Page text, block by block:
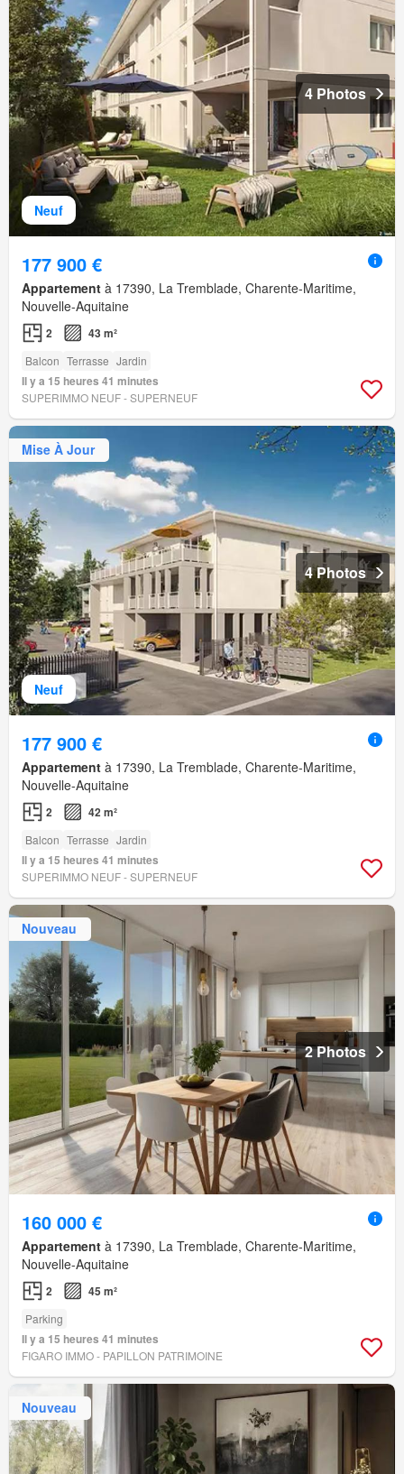
Neuf
4 Photos
177 900 €
Appartement à 17390, La Tremblade, Charente-Maritime,
Nouvelle-Aquitaine
2 43 m²
Balcon Terrasse Jardin
Il y a 15 heures 41 minutes
SUPERIMMO NEUF - SUPERNEUF
Neuf
Mise À Jour
4 Photos
177 900 €
Appartement à 17390, La Tremblade, Charente-Maritime,
Nouvelle-Aquitaine
2 42 m²
Balcon Terrasse Jardin
Il y a 15 heures 41 minutes
SUPERIMMO NEUF - SUPERNEUF
Nouveau
2 Photos
160 000 €
Appartement à 17390, La Tremblade, Charente-Maritime,
Nouvelle-Aquitaine
2 45 m²
Parking
Il y a 15 heures 41 minutes
FIGARO IMMO - PAPILLON PATRIMOINE
Nouveau